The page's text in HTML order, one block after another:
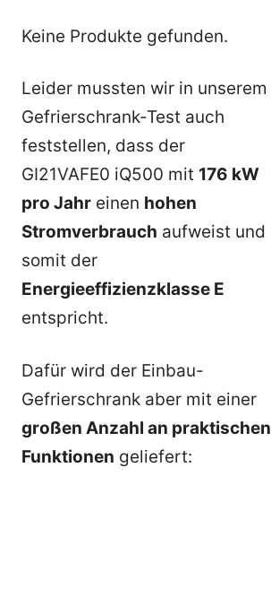
Keine Produkte gefunden.
Leider mussten wir in unserem
Gefrierschrank-Test auch
feststellen, dass der
GI21VAFE0 iQ500 mit 176 kW
pro Jahr einen hohen
Stromverbrauch aufweist und
somit der
Energieeffizienzklasse E
entspricht.
Dafür wird der Einbau-
Gefrierschrank aber mit einer
großen Anzahl an praktischen
Funktionen geliefert: